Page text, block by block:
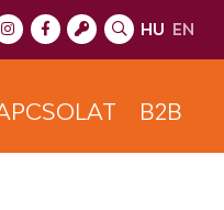
HU EN
B2B